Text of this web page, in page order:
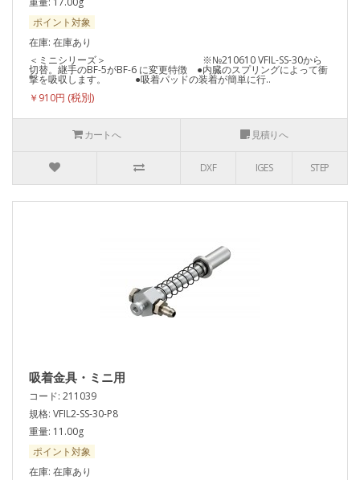
ポイント対象
在庫: 在庫あり
＜ミニシリーズ＞ ※№210610 VFIL-SS-30から
切替。継手のBF-5がBF-6 に変更特徴 ●内臓のスプリングによって衝
撃を吸収します。 ●吸着パッドの装着が簡単に行..
￥910円
カートへ 見積りへ
DXF IGES STEP
吸着金具・ミニ用
コード: 211039
規格: VFIL2-SS-30-P8
重量: 11.00g
ポイント対象
在庫: 在庫あり